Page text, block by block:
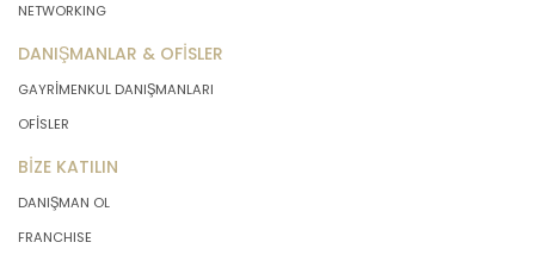
NETWORKING
DANIŞMANLAR & OFİSLER
GAYRİMENKUL DANIŞMANLARI
OFİSLER
BİZE KATILIN
DANIŞMAN OL
FRANCHISE